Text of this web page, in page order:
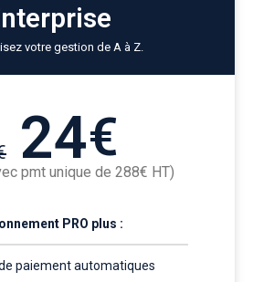
votre gestion de A à Z.
24€
pmt unique de 288€ HT)
PRO plus :
paiement automatiques